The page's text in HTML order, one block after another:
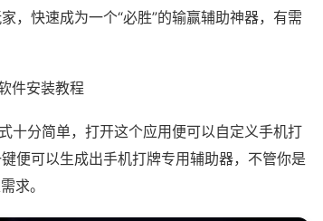
，快速成为一个“必胜”的输赢辅助神器，有需
件安装教程
十分简单，打开这个应用便可以自定义手机打
便可以生成出手机打牌专用辅助器，不管你是
求。